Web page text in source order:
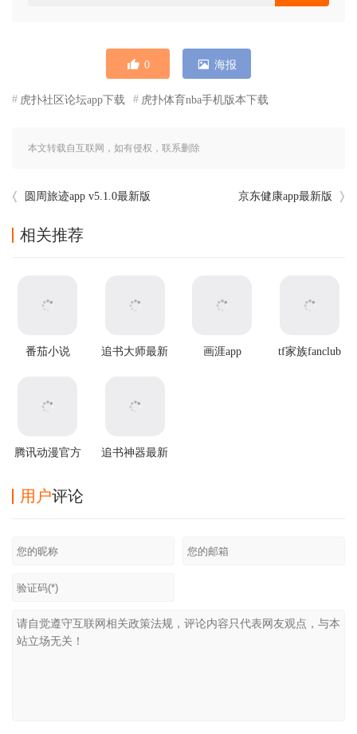
0 海报
虎扑社区论坛app下载 虎扑体育nba手机版本下载
本文转载自互联网，如有侵权，联系删除
圆周旅迹app v5.1.0最新版 京东健康app最新版
相关推荐
番茄小说
追书大师最新
画涯app
tf家族fanclub
腾讯动漫官方
追书神器最新
用户评论